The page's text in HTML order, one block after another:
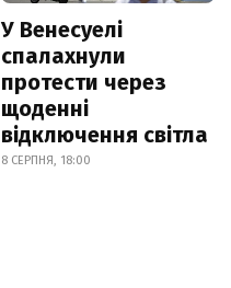
У Венесуелі
спалахнули
протести через
щоденні
відключення світла
8 СЕРПНЯ, 18:00